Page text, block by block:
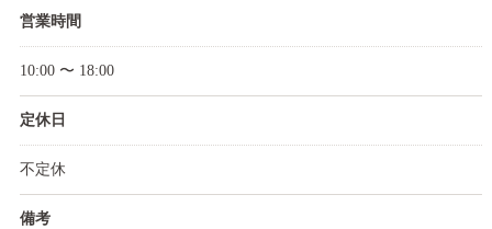
営業時間
10:00 〜 18:00
定休日
不定休
備考